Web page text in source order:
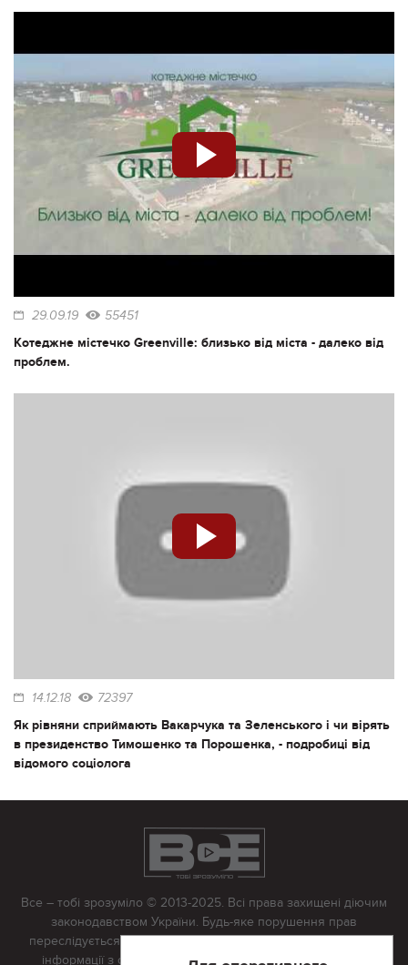
29.09.19 55451
Котеджне містечко Greenville: близько від міста - далеко від
проблем.
14.12.18 72397
Як рівняни сприймають Вакарчука та Зеленського і чи вірять
в президенство Тимошенко та Порошенка, - подробиці від
відомого соціолога
Все – тобі зрозуміло © 2013-2025. Всі права захищені діючим
законодавством України. Будь-яке порушення прав
переслідується в судовому порядку. Будь-яке відтворення
інформації з сайту тільки з письмово дозволу редакції.